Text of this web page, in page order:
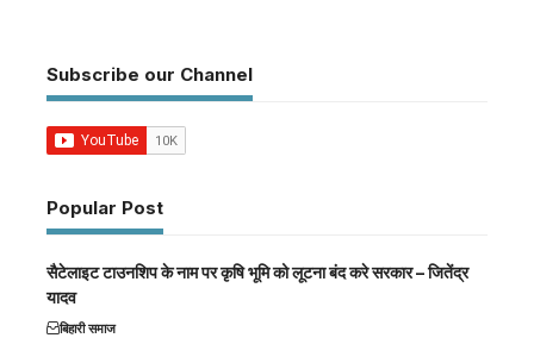
Subscribe our Channel
Popular Post
सैटेलाइट टाउनशिप के नाम पर कृषि भूमि को लूटना बंद करे सरकार – जितेंद्र
यादव
बिहारी समाज